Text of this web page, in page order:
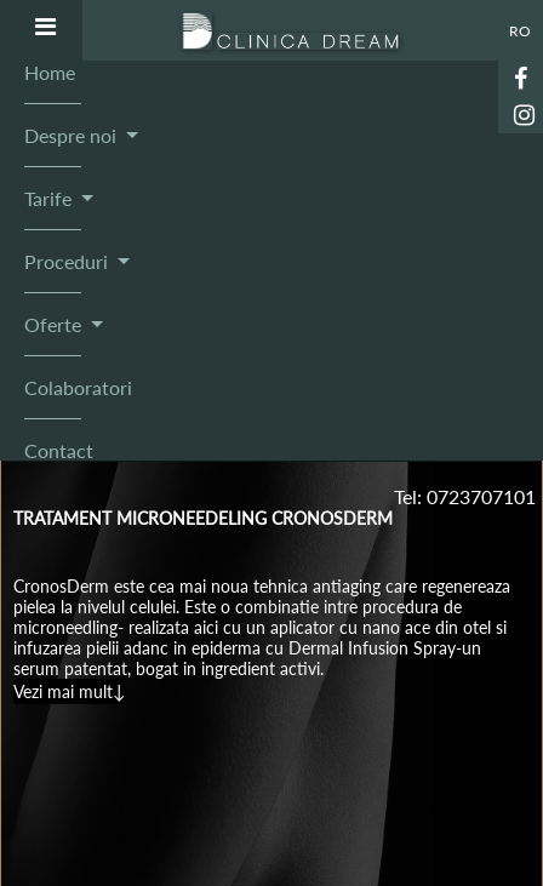
Home
Despre noi
Tarife
Proceduri
Oferte
Colaboratori
Contact
RO
Tel: 0723707101
TRATAMENT MICRONEEDELING CRONOSDERM
CronosDerm este cea mai noua tehnica antiaging care regenereaza
pielea la nivelul celulei. Este o combinatie intre procedura de
microneedling- realizata aici cu un aplicator cu nano ace din otel si
infuzarea pielii adanc in epiderma cu Dermal Infusion Spray-un
serum patentat, bogat in ingredient activi.
Vezi mai mult↓